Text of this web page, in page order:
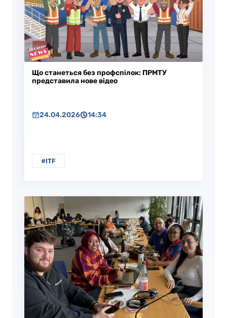
Що станеться без профспілок: ПРМТУ
представила нове відео
24.04.2026 14:34
#ITF